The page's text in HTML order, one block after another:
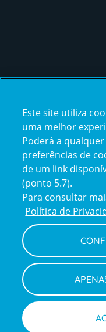
e
Policy
Política
Canal de
Este site utiliza
uma melhor
Poderá a
preferências de
de um link
(ponto 5.7).
Para consultar
Política de